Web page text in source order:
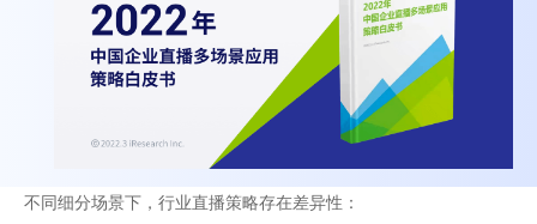
不同细分场景下，行业直播策略存在差异性：